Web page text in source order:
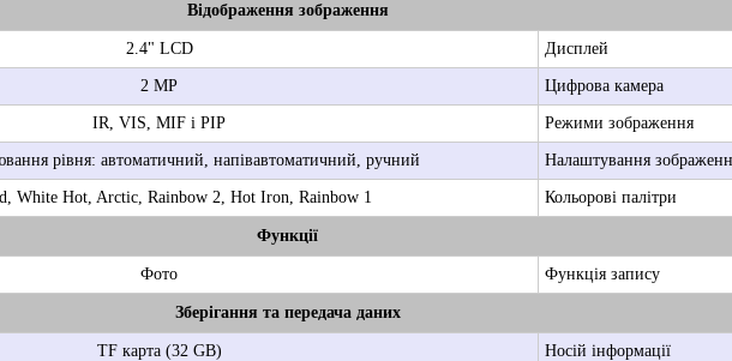
Відображення зображення
2.4" LCD Дисплей
2 MP Цифрова камера
IR, VIS, MIF і PIP Режими зображення
рівня: автоматичний, напівавтоматичний, ручний Налаштування
White Hot, Arctic, Rainbow 2, Hot Iron, Rainbow 1 Кольорові палітри
Функції
Фото Функція запису
Зберігання та передача даних
TF карта (32 GB) Носій інформації